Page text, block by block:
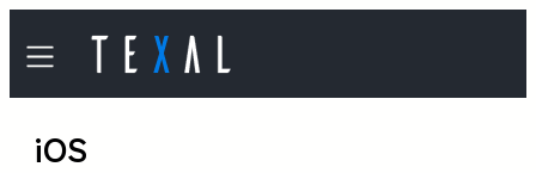
容
を
iOS